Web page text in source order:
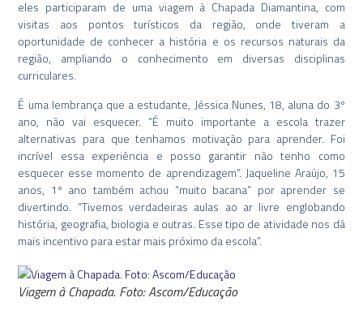
eles participaram de uma viagem à Chapada Diamantina, com
visitas aos pontos turísticos da região, onde tiveram a
oportunidade de conhecer a história e os recursos naturais da
região, ampliando o conhecimento em diversas disciplinas
curriculares.
É uma lembrança que a estudante, Jéssica Nunes, 18, aluna do 3º
ano, não vai esquecer. “É muito importante a escola trazer
alternativas para que tenhamos motivação para aprender. Foi
incrível essa experiência e posso garantir não tenho como
esquecer esse momento de aprendizagem”. Jaqueline Araújo, 15
anos, 1º ano também achou “muito bacana” por aprender se
divertindo. “Tivemos verdadeiras aulas ao ar livre englobando
história, geografia, biologia e outras. Esse tipo de atividade nos dá
mais incentivo para estar mais próximo da escola”.
Viagem à Chapada. Foto: Ascom/Educação